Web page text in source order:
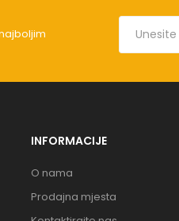
INFORMACIJE
O nama
Prodajna mjesta